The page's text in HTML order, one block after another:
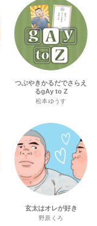
つぶやきかるだでさらえ
るgAy to Z
松本ゆうす
玄太はオレが好き
野原くろ